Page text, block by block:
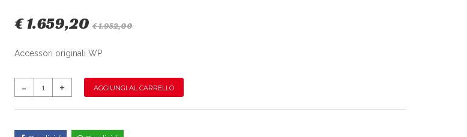
€ 1.659,20€ 1.952,00
Accessori originali WP
AGGIUNGI AL CARRELLO